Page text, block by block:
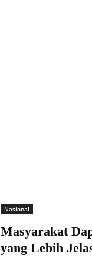
Nasional
Masyarakat
yang Lebih